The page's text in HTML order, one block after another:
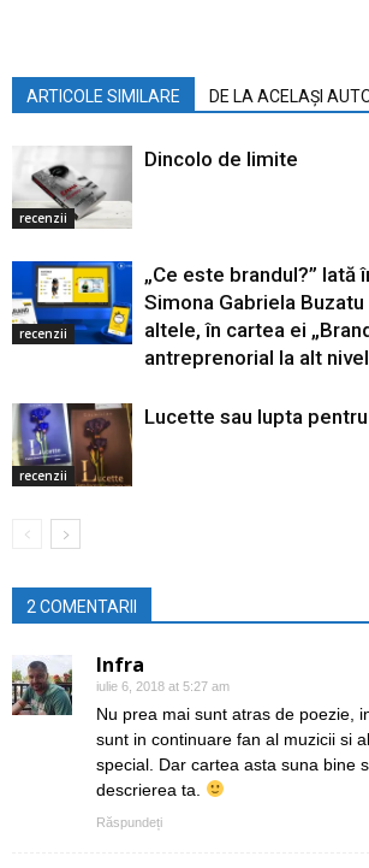
ARTICOLE SIMILARE DE LA ACELAȘI
recenzii
Dincolo de limite
recenzii
„Ce este brandul?” Iată
Simona Gabriela
altele, în cartea ei
antreprenorial la alt
recenzii
Lucette sau lupta
2 COMENTARII
Infra
iulie 6, 2018 at 5:27 am
Nu prea mai sunt atras de poezie,
sunt in continuare fan al muzicii si
special. Dar cartea asta suna bine
descrierea ta.
Răspundeți